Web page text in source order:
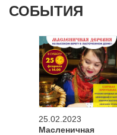
СОБЫТИЯ
25.02.2023
Масленичная